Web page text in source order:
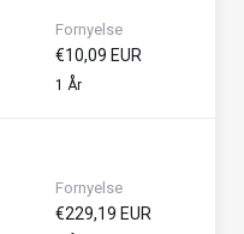
Fornyelse
€10,09 EUR
1 År
Fornyelse
€229,19 EUR